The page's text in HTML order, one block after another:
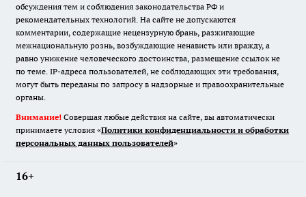
обсуждения тем и соблюдения законодательства РФ и
рекомендательных технологий. На сайте не допускаются
комментарии, содержащие нецензурную брань, разжигающие
межнациональную рознь, возбуждающие ненависть или вражду, а
равно унижение человеческого достоинства, размещение ссылок не
по теме. IP-адреса пользователей, не соблюдающих эти требования,
могут быть переданы по запросу в надзорные и правоохранительные
органы.
Внимание! Совершая любые действия на сайте, вы автоматически
принимаете условия «Политики конфиденциальности и обработки
персональных данных пользователей»
16+